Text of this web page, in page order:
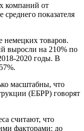
компаний от
показателя
немецких товаров.
выросли на 210% по
2020 годы. В
масштабны, что
(ЕБРР) говорят
считают, что
факторами: до